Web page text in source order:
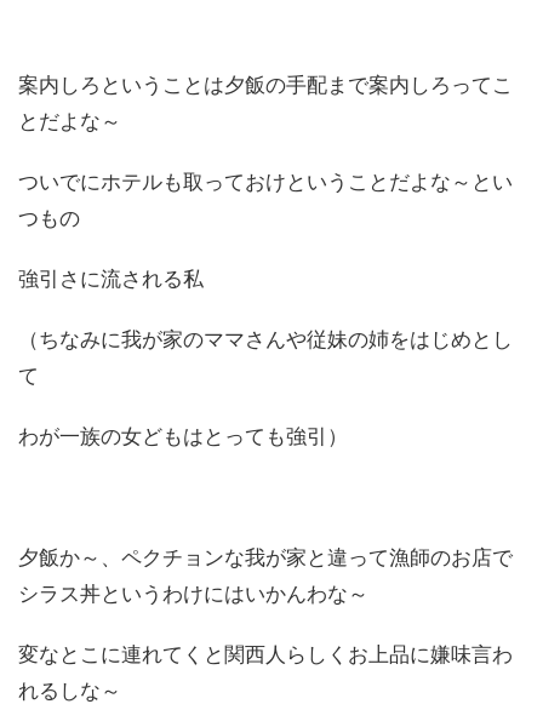
案内しろということは夕飯の手配まで案内しろってこ
とだよな～
ついでにホテルも取っておけということだよな～とい
つもの
強引さに流される私
（ちなみに我が家のママさんや従妹の姉をはじめとし
て
わが一族の女どもはとっても強引）
夕飯か～、ペクチョンな我が家と違って漁師のお店で
シラス丼というわけにはいかんわな～
変なとこに連れてくと関西人らしくお上品に嫌味言わ
れるしな～